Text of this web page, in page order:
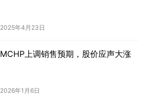
2025年4月23日
MCHP上调销售预期，股价应声大涨
2026年1月6日